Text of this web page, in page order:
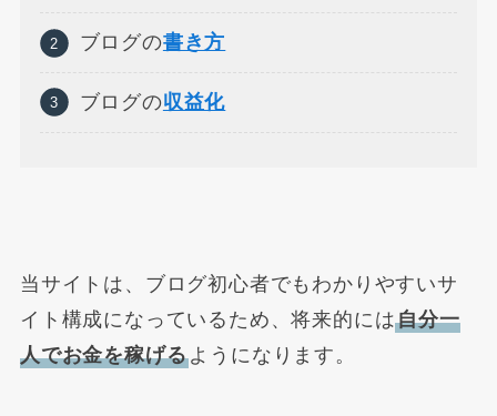
ブログの書き方
ブログの収益化
当サイトは、 ブログ初心者でもわかりやすいサ
イト構成になっているため、将来的には自分一
人でお金を稼げるようになります。